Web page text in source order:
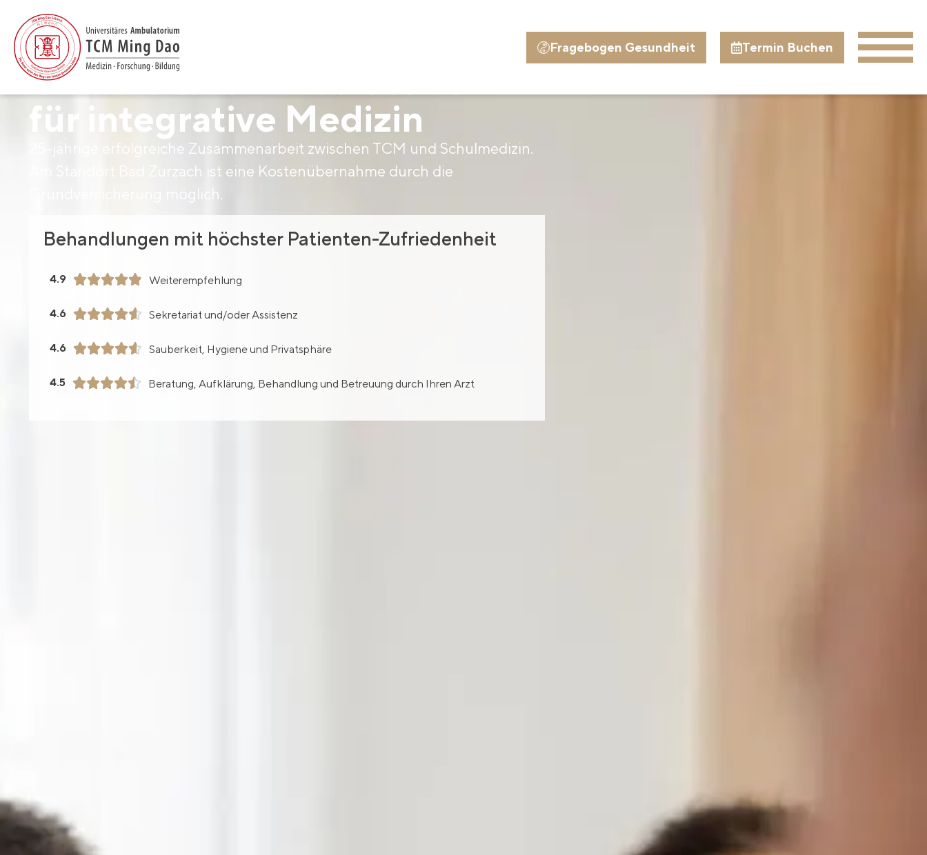
Fragebogen Gesundheit Termin Buchen
Universitäre Ambulatorien
für integrative Medizin
25-jährige erfolgreiche Zusammenarbeit zwischen TCM und Schulmedizin.
Am Standort Bad Zurzach ist eine Kostenübernahme durch die
Grundversicherung möglich.
Behandlungen mit höchster Patienten-Zufriedenheit
4.9  Weiterempfehlung
4.6  Sekretariat und/oder Assistenz
4.6  Sauberkeit, Hygiene und Privatsphäre
4.5  Beratung, Aufklärung, Behandlung und Betreuung durch Ihren Arzt